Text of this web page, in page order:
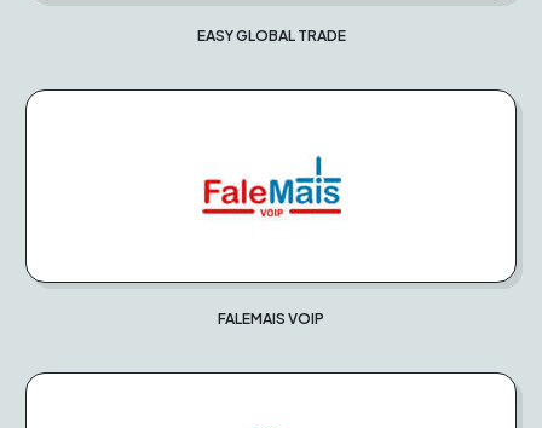
EASY GLOBAL TRADE
FALEMAIS VOIP